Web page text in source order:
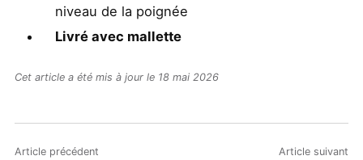
niveau de la poignée
Livré avec mallette
Cet article a été mis à jour le 18 mai 2026
Article précédent Article suivant